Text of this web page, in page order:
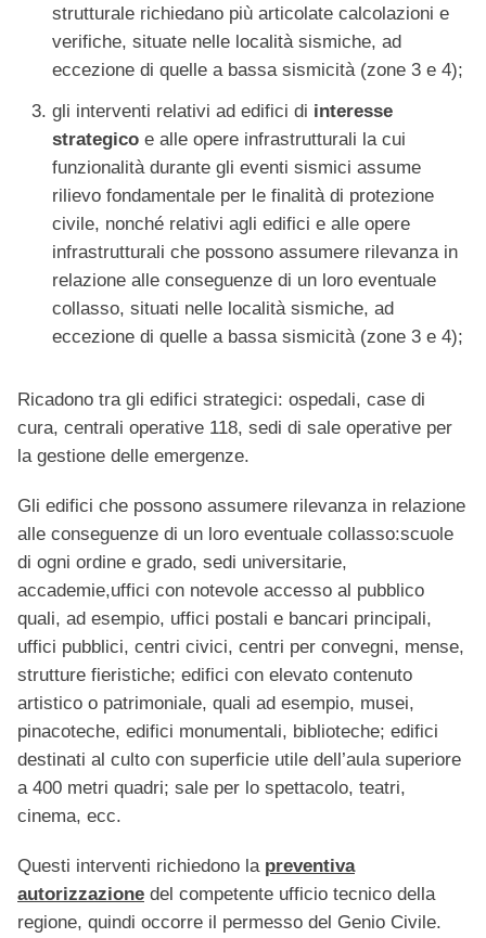
strutturale richiedano più articolate calcolazioni e
verifiche, situate nelle località sismiche, ad
eccezione di quelle a bassa sismicità (zone 3 e 4);
gli interventi relativi ad edifici di interesse
strategico e alle opere infrastrutturali la cui
funzionalità durante gli eventi sismici assume
rilievo fondamentale per le finalità di protezione
civile, nonché relativi agli edifici e alle opere
infrastrutturali che possono assumere rilevanza in
relazione alle conseguenze di un loro eventuale
collasso, situati nelle località sismiche, ad
eccezione di quelle a bassa sismicità (zone 3 e 4);
Ricadono tra gli edifici strategici: ospedali, case di
cura, centrali operative 118, sedi di sale operative per
la gestione delle emergenze.
Gli edifici che possono assumere rilevanza in relazione
alle conseguenze di un loro eventuale collasso:scuole
di ogni ordine e grado, sedi universitarie,
accademie,uffici con notevole accesso al pubblico
quali, ad esempio, uffici postali e bancari principali,
uffici pubblici, centri civici, centri per convegni, mense,
strutture fieristiche; edifici con elevato contenuto
artistico o patrimoniale, quali ad esempio, musei,
pinacoteche, edifici monumentali, biblioteche; edifici
destinati al culto con superficie utile dell’aula superiore
a 400 metri quadri; sale per lo spettacolo, teatri,
cinema, ecc.
Questi interventi richiedono la preventiva
autorizzazione del competente ufficio tecnico della
regione, quindi occorre il permesso del Genio Civile.